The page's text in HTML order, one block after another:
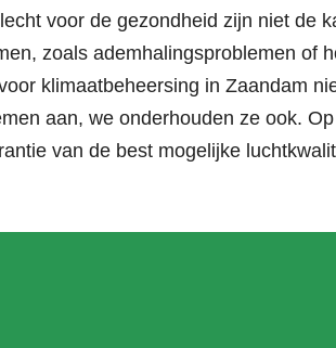
voor de gezondheid zijn niet de
zoals ademhalingsproblemen of
klimaatbeheersing in Zaandam
aan, we onderhouden ze ook.
van de best mogelijke